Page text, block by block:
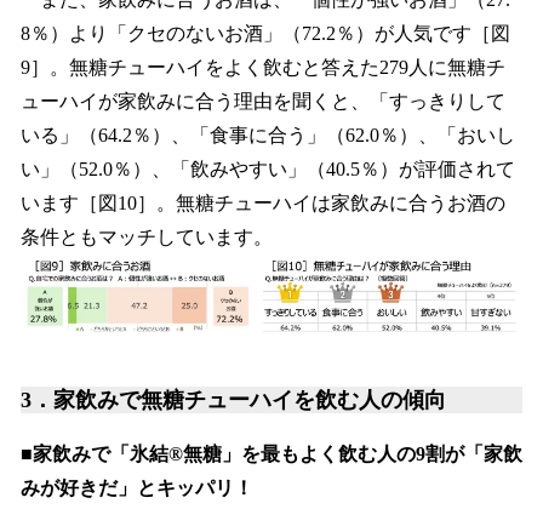
8％）より「クセのないお酒」（72.2％）が人気です［図
9］。無糖チューハイをよく飲むと答えた279人に無糖チ
ューハイが家飲みに合う理由を聞くと、「すっきりして
いる」（64.2％）、「食事に合う」（62.0％）、「おいし
い」（52.0％）、「飲みやすい」（40.5％）が評価されて
います［図10］。無糖チューハイは家飲みに合うお酒の
条件ともマッチしています。
3．家飲みで無糖チューハイを飲む人の傾向
■家飲みで「氷結®無糖」を最もよく飲む人の9割が「家飲
みが好きだ」とキッパリ！